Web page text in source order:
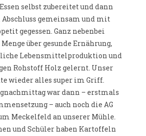
selbst zubereitet und dann
gemeinsam und mit
gegessen. Ganz nebenbei
über gesunde Ernährung,
Lebensmittelproduktion und
Rohstoff Holz gelernt. Unser
wieder alles super im Griff.
war dann – erstmals
– auch noch die AG
Meckelfeld an unserer Mühle.
und Schüler haben Kartoffeln